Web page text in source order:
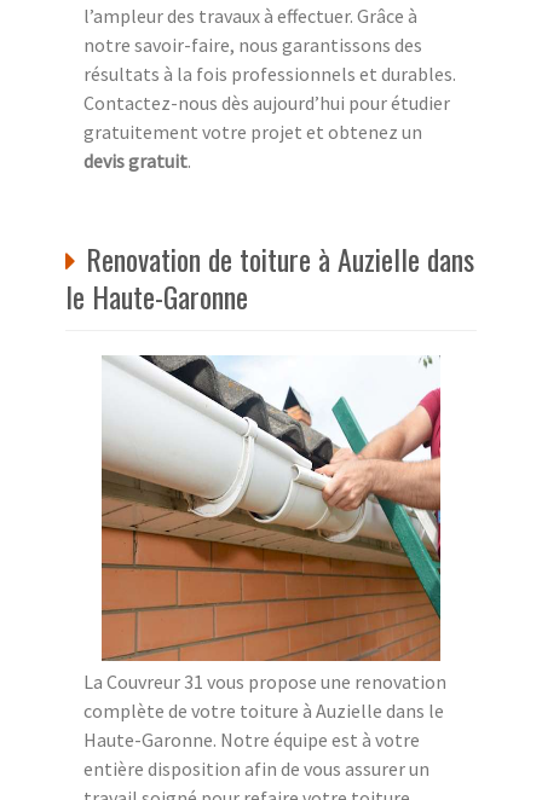
l’ampleur des travaux à effectuer. Grâce à
notre savoir-faire, nous garantissons des
résultats à la fois professionnels et durables.
Contactez-nous dès aujourd’hui pour étudier
gratuitement votre projet et obtenez un
devis gratuit.
Renovation de toiture à Auzielle dans
le Haute-Garonne
La Couvreur 31 vous propose une renovation
complète de votre toiture à Auzielle dans le
Haute-Garonne. Notre équipe est à votre
entière disposition afin de vous assurer un